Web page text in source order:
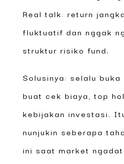
Real talk: return
fluktuatif dan nggak
struktur risiko fund.
Solusinya: selalu buka
buat cek biaya, top
kebijakan investasi.
nunjukin seberapa
ini saat market ngadat.